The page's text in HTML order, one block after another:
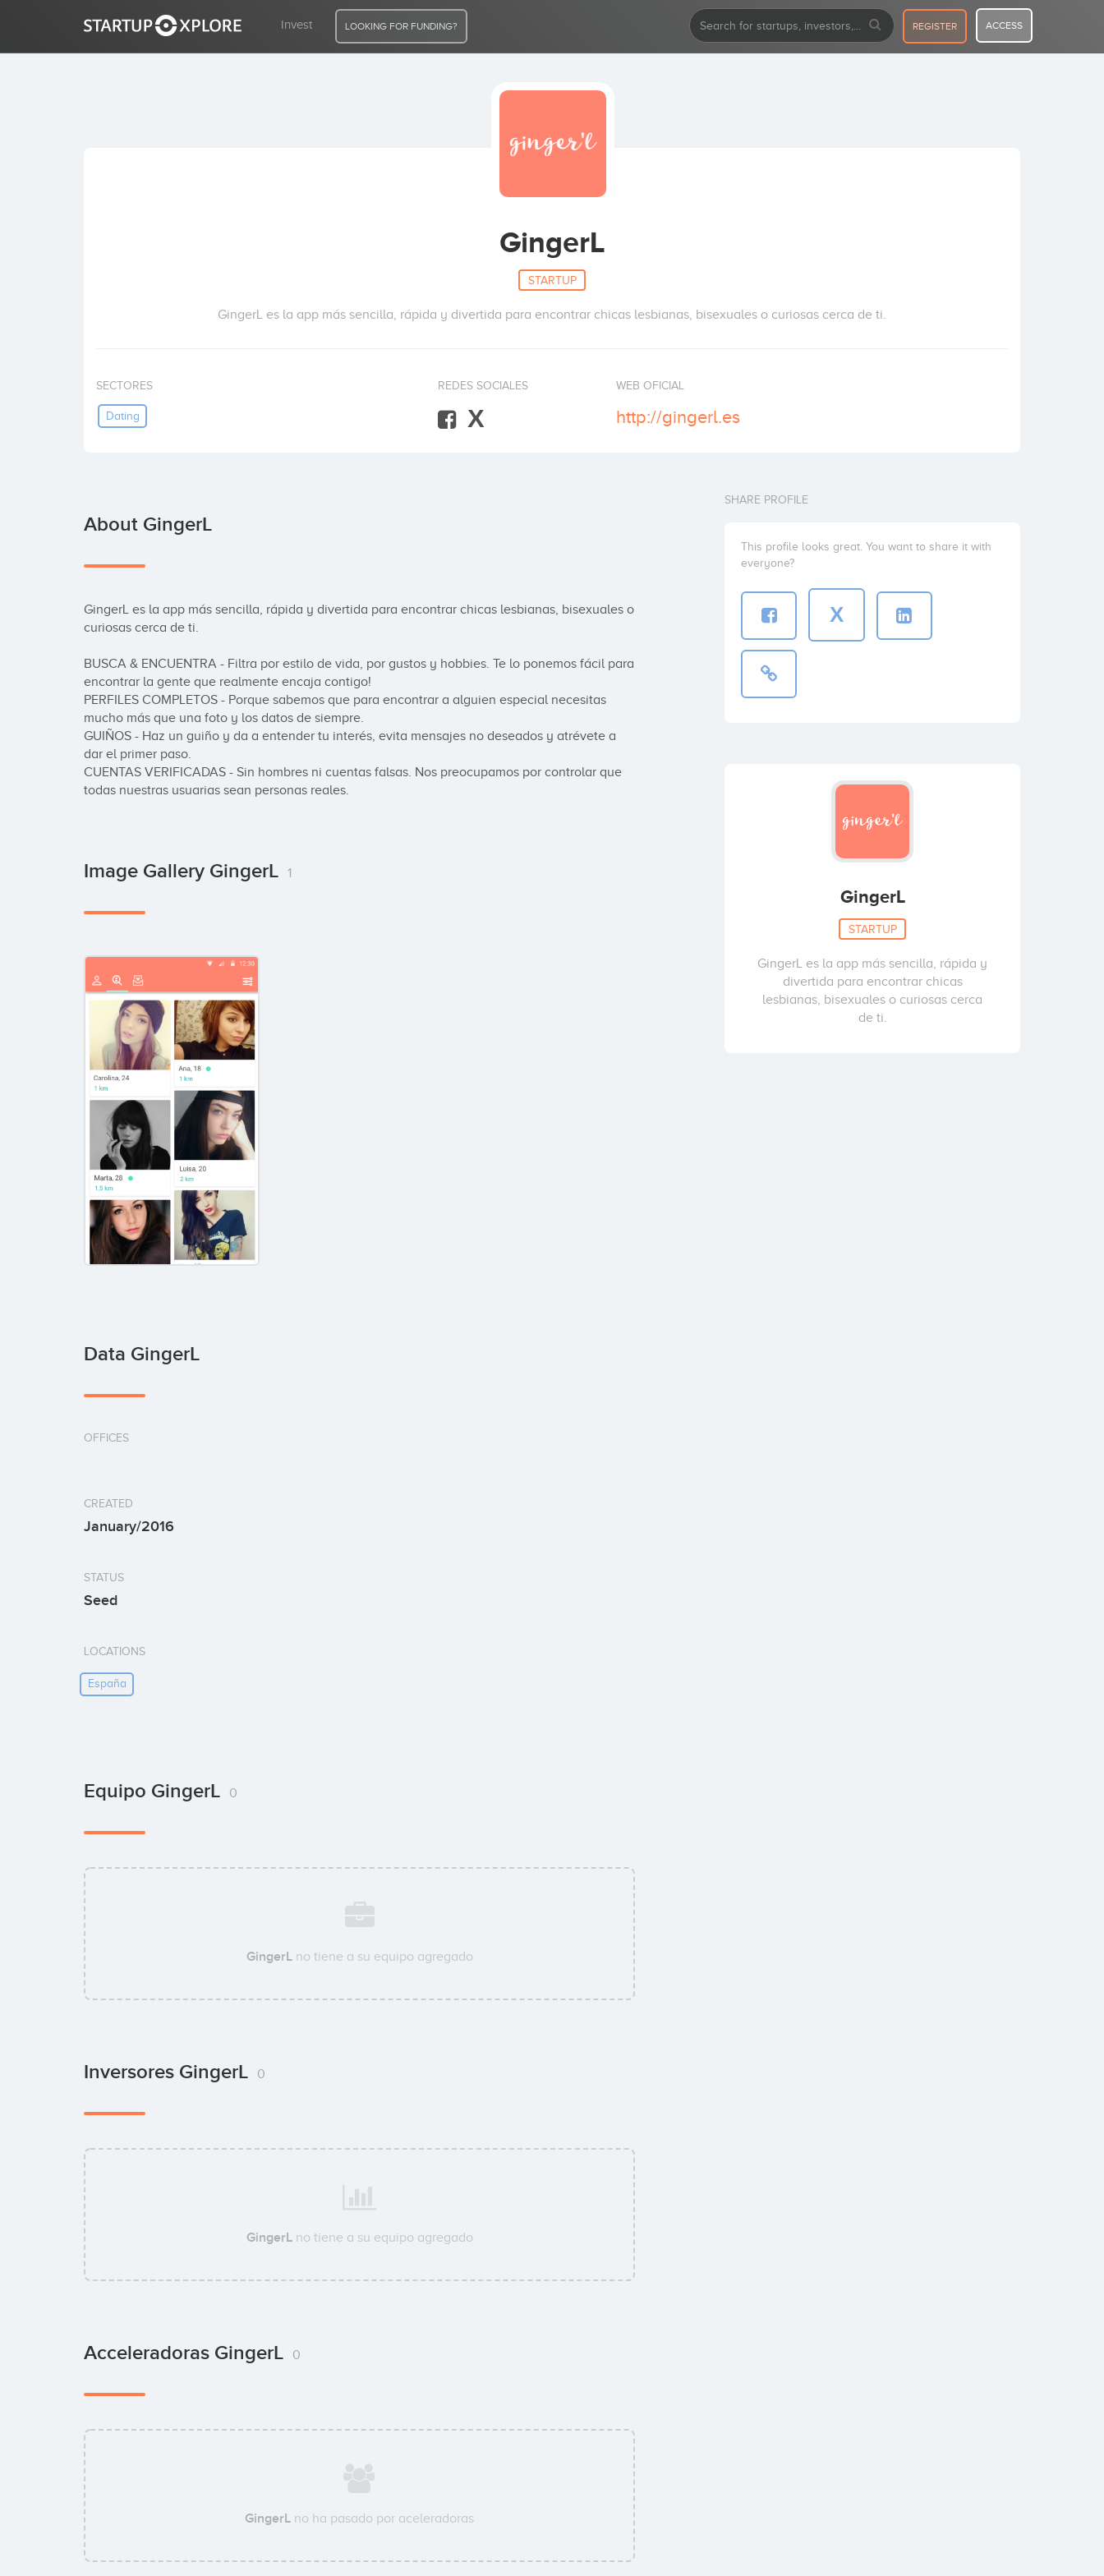
Invest LOOKING FOR FUNDING? REGISTER ACCESS
GingerL
STARTUP
GingerL es la app más sencilla, rápida y divertida para encontrar chicas lesbianas, bisexuales o curiosas cerca de ti.
SECTORES
Dating
REDES SOCIALES
X
WEB OFICIAL
http://gingerl.es
About GingerL
GingerL es la app más sencilla, rápida y divertida para encontrar chicas lesbianas, bisexuales o
curiosas cerca de ti.
BUSCA & ENCUENTRA - Filtra por estilo de vida, por gustos y hobbies. Te lo ponemos fácil para
encontrar la gente que realmente encaja contigo!
PERFILES COMPLETOS - Porque sabemos que para encontrar a alguien especial necesitas
mucho más que una foto y los datos de siempre.
GUIÑOS - Haz un guiño y da a entender tu interés, evita mensajes no deseados y atrévete a
dar el primer paso.
CUENTAS VERIFICADAS - Sin hombres ni cuentas falsas. Nos preocupamos por controlar que
todas nuestras usuarias sean personas reales.
Image Gallery GingerL 1
Data GingerL
OFFICES
CREATED
January/2016
STATUS
Seed
LOCATIONS
España
Equipo GingerL 0
GingerLno tiene a su equipo agregado
Inversores GingerL 0
GingerLno tiene a su equipo agregado
Acceleradoras GingerL 0
GingerL no ha pasado por aceleradoras
SHARE PROFILE
This profile looks great. You want to share it with
everyone?
X
GingerL
STARTUP
GingerL es la app más sencilla, rápida y
divertida para encontrar chicas
lesbianas, bisexuales o curiosas cerca
de ti.